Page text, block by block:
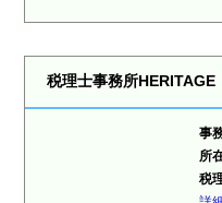
税理士事務所HERITAGE
事
所
税